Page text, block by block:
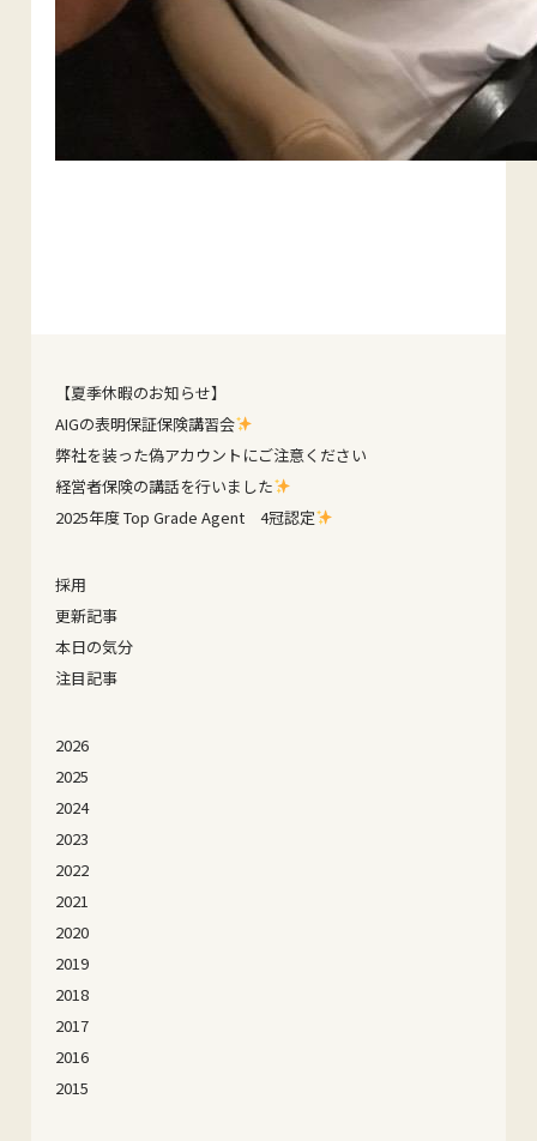
【夏季休暇のお知らせ】
AIGの表明保証保険講習会
弊社を装った偽アカウントにご注意ください
経営者保険の講話を行いました
2025年度 Top Grade Agent 4冠認定
採用
更新記事
本日の気分
注目記事
2026
2025
2024
2023
2022
2021
2020
2019
2018
2017
2016
2015